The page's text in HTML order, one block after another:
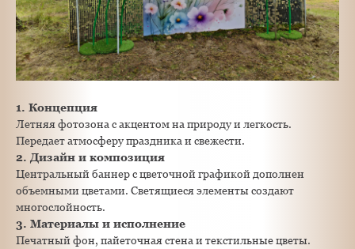
1. Концепция
Летняя фотозона с акцентом на природу и легкость.
Передает атмосферу праздника и свежести.
2. Дизайн и композиция
Центральный баннер с цветочной графикой дополнен
объемными цветами. Светящиеся элементы создают
многослойность.
3. Материалы и исполнение
Печатный фон, пайеточная стена и текстильные цветы.